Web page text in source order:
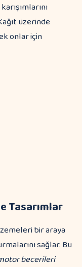
üzerinde
onlar için
Tasarımlar
bir araya
sağlar. Bu
becerileri